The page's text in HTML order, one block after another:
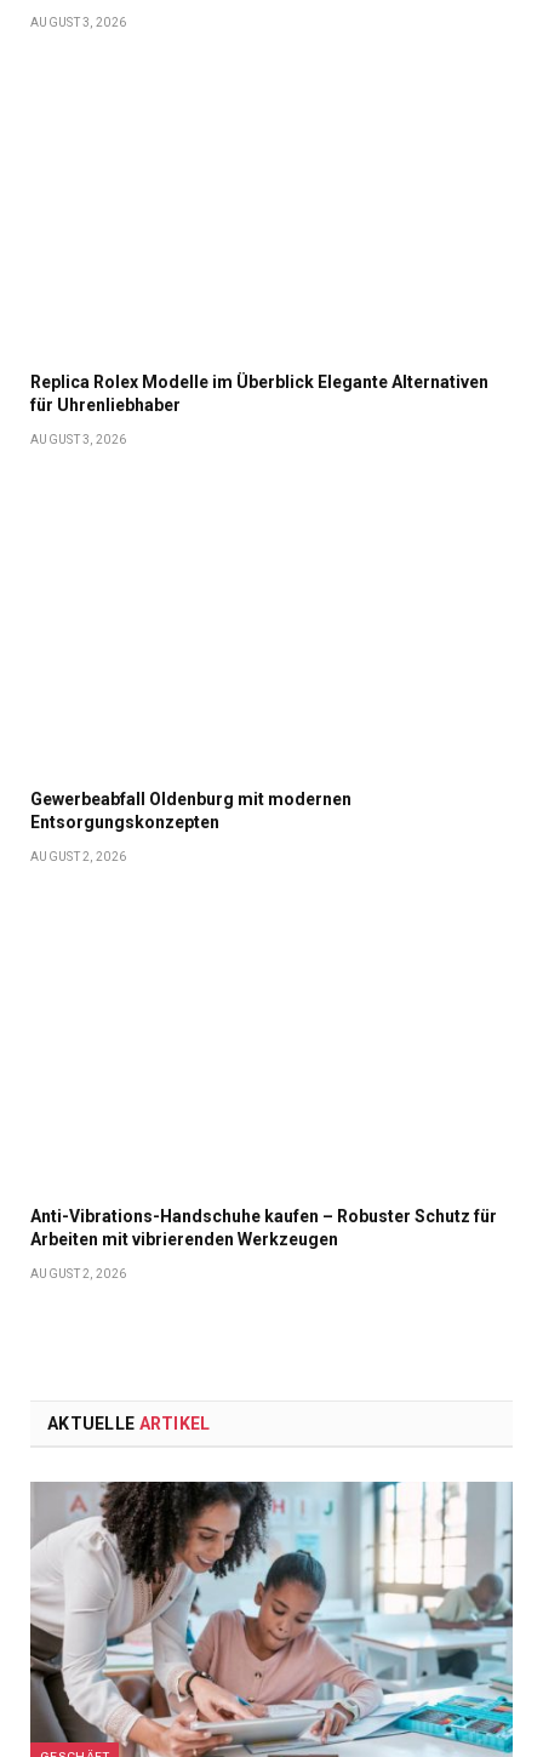
AUGUST 3, 2026
Replica Rolex Modelle im Überblick Elegante Alternativen
für Uhrenliebhaber
AUGUST 3, 2026
Gewerbeabfall Oldenburg mit modernen
Entsorgungskonzepten
AUGUST 2, 2026
Anti-Vibrations-Handschuhe kaufen – Robuster Schutz für
Arbeiten mit vibrierenden Werkzeugen
AUGUST 2, 2026
AKTUELLE ARTIKEL